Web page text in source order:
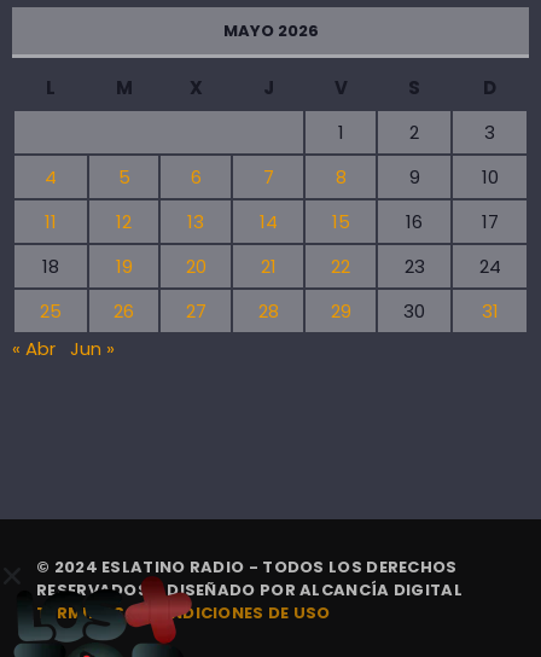
MAYO 2026
L M X J V S
D
1
2
3
4
5 6 7 8 9
10
11
12 13 14 15 16
17
18
19 20 21 22 23
24
25
26 27 28 29 30
31
« Abr Jun »
© 2024 ESLATINO RADIO - TODOS LOS DERECHOS
RESERVADOS. | DISEÑADO PORALCANCÍA DIGITAL
TÉRMINOS Y CONDICIONES DE USO